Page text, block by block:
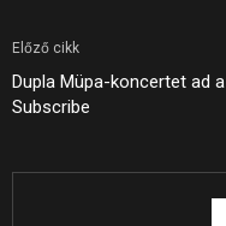
Előző cikk
Dupla Müpa-koncertet ad a
Subscribe